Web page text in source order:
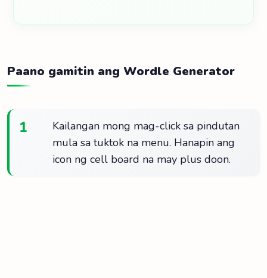
Paano gamitin ang Wordle Generator
1
Kailangan mong mag-click sa pindutan
mula sa tuktok na menu. Hanapin ang
icon ng cell board na may plus doon.